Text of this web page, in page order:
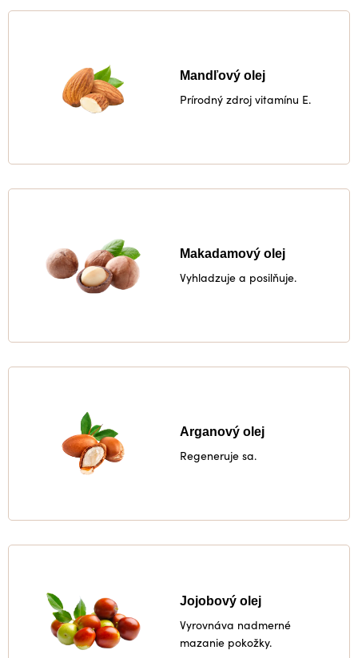
Mandľový olej
Prírodný zdroj vitamínu E.
Makadamový olej
Vyhladzuje a posilňuje.
Arganový olej
Regeneruje sa.
Jojobový olej
Vyrovnáva nadmerné
mazanie pokožky.